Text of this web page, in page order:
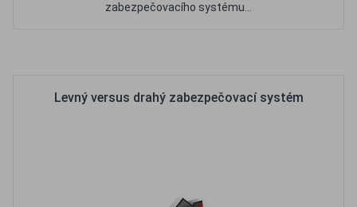
zabezpečovacího systému...
Levný versus drahý zabezpečovací systém